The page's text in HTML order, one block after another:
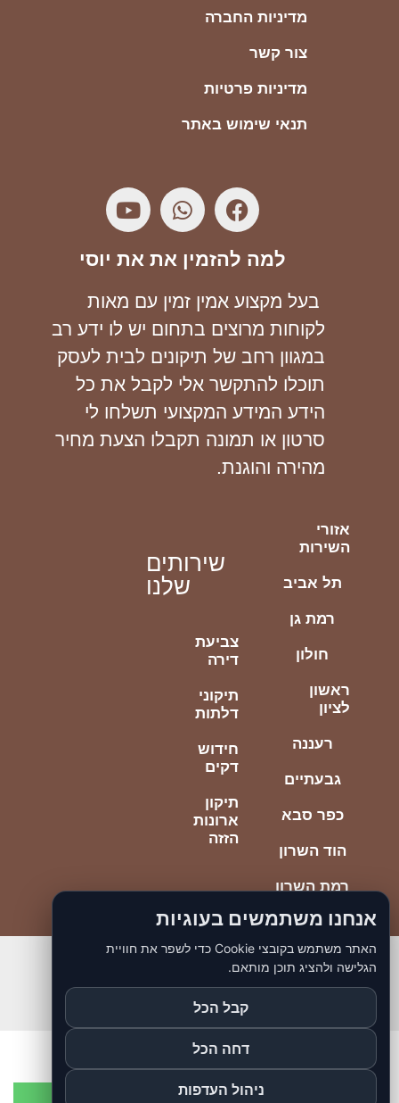
מדיניות החברה
צור קשר
מדיניות פרטיות
תנאי שימוש באתר
למה להזמין את את יוסי
בעל מקצוע אמין זמין עם מאות
לקוחות מרוצים בתחום יש לו ידע רב
במגוון רחב של תיקונים לבית לעסק
תוכלו להתקשר אלי לקבל את כל
הידע המידע המקצועי תשלחו לי
סרטון או תמונה תקבלו הצעת מחיר
מהירה והוגנת.
אזורי
השירות
תל אביב
רמת גן
חולון
ראשון
לציון
רעננה
גבעתיים
כפר סבא
הוד השרון
רמת השרון
שירותים
שלנו
צביעת
דירה
תיקוני
דלתות
חידוש
דקים
תיקון
ארונות
הזזה
© כל הזכויות ליוסי הנדימן הכי טוב
אנחנו משתמשים בעוגיות
האתר משתמש בקובצי Cookie כדי לשפר את חוויית
הגלישה ולהציג תוכן מותאם.
קבל הכל
דחה הכל
ניהול העדפות